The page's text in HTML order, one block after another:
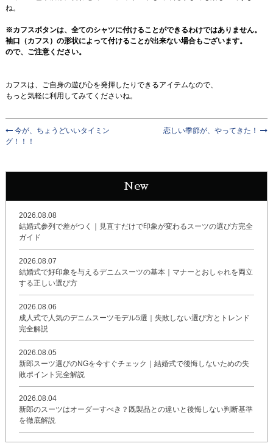
ね。
※カフスボタンは、全てのシャツに付けることができるわけではありません。
袖口（カフス）の形状によって付けることが出来ない場合もございます。
ので、ご注意ください。
カフスは、ご自身の遊び心を発揮したりできるアイテムなので、
もっと気軽に利用してみてくださいね。
今が、ちょうどいいタイミン
グ！！！
恋しい季節が、やってきた！
New
2026.08.08
結婚式参列で差がつく｜見直すだけで印象が変わるスーツの選び方完全
ガイド
2026.08.07
結婚式で好印象を与えるデニムスーツの基本｜マナーとおしゃれを両立
する正しい選び方
2026.08.06
成人式で人気のデニムスーツモデル5選｜失敗しない選び方とトレンド
完全解説
2026.08.05
新郎スーツ選びのNGを今すぐチェック｜結婚式で後悔しないための失
敗ポイント完全解説
2026.08.04
新郎のスーツはオーダーすべき？既製品との違いと後悔しない判断基準
を徹底解説